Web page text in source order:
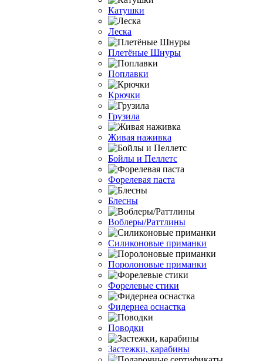
Катушки
Леска
Плетёные Шнуры
Поплавки
Крючки
Грузила
Живая наживка
Бойлы и Пеллетс
Форелевая паста
Блесны
Воблеры/Раттлины
Силиконовые приманки
Поролоновые приманки
Форелевые стики
Фидернеа оснастка
Поводки
Застежки, карабины